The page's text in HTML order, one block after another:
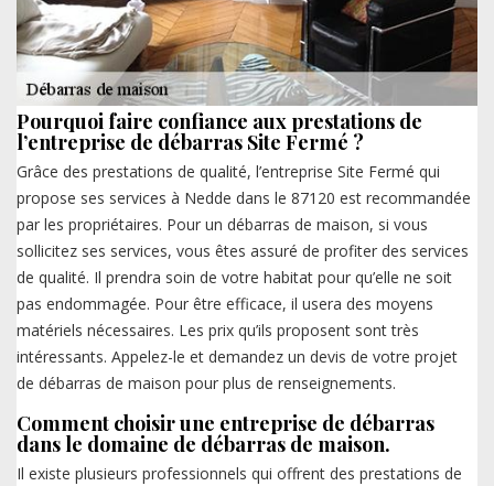
Pourquoi faire confiance aux prestations de
l’entreprise de débarras Site Fermé ?
Grâce des prestations de qualité, l’entreprise Site Fermé qui
propose ses services à Nedde dans le 87120 est recommandée
par les propriétaires. Pour un débarras de maison, si vous
sollicitez ses services, vous êtes assuré de profiter des services
de qualité. Il prendra soin de votre habitat pour qu’elle ne soit
pas endommagée. Pour être efficace, il usera des moyens
matériels nécessaires. Les prix qu’ils proposent sont très
intéressants. Appelez-le et demandez un devis de votre projet
de débarras de maison pour plus de renseignements.
Comment choisir une entreprise de débarras
dans le domaine de débarras de maison.
Il existe plusieurs professionnels qui offrent des prestations de